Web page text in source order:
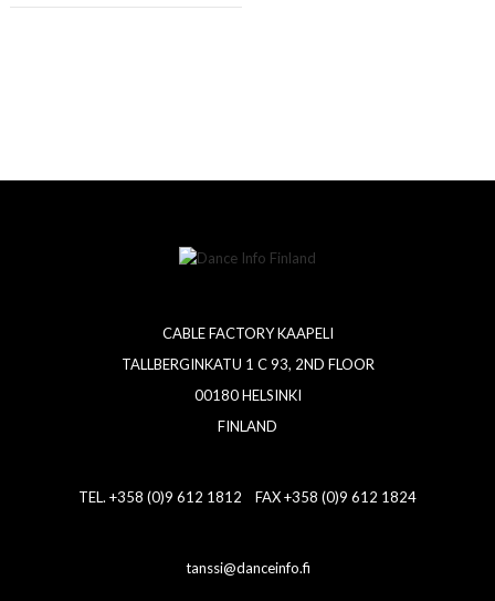
CABLE FACTORY KAAPELI
TALLBERGINKATU 1 C 93, 2ND FLOOR
00180 HELSINKI
FINLAND
TEL. +358 (0)9 612 1812 FAX +358 (0)9 612 1824
tanssi@danceinfo.fi